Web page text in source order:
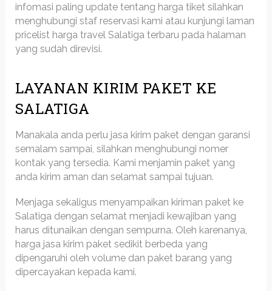
infomasi paling update tentang harga tiket silahkan
menghubungi staf reservasi kami atau kunjungi laman
pricelist harga travel Salatiga terbaru pada halaman
yang sudah direvisi.
LAYANAN KIRIM PAKET KE
SALATIGA
Manakala anda perlu jasa kirim paket dengan garansi
semalam sampai, silahkan menghubungi nomer
kontak yang tersedia. Kami menjamin paket yang
anda kirim aman dan selamat sampai tujuan.
Menjaga sekaligus menyampaikan kiriman paket ke
Salatiga dengan selamat menjadi kewajiban yang
harus ditunaikan dengan sempurna. Oleh karenanya,
harga jasa kirim paket sedikit berbeda yang
dipengaruhi oleh volume dan paket barang yang
dipercayakan kepada kami.